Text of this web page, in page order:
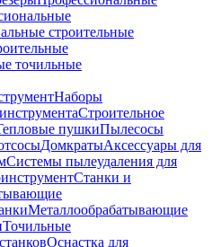
строительные
точильные
Наборы
Строительное
пушкиПылесосы
ДомкратыАксессуары для
Системы пылеудаления для
Станки и
Металлообрабатывающие
Точильные
Оснастка для